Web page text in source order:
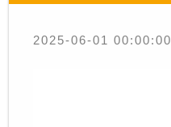
2025-06-01 00:00:00